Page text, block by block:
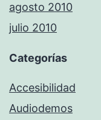
agosto 2010
julio 2010
Categorías
Accesibilidad
Audiodemos